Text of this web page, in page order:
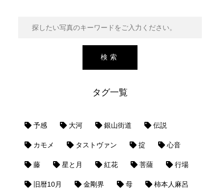
タグ一覧
予感 大河 銀山街道 伝説
カモメ タストヴァン 掟 心音
藤 星と月 紅花 菩薩 行場
旧暦10月 金剛界 母 柿本人麻呂